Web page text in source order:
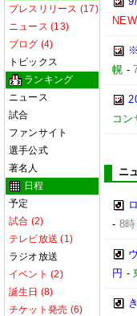
プレスリリース (17)
ニュース (13)
ブログ (4)
トピックス
ランキング
ニュース
試合
ファンサイト
選手公式
著名人
日程
予定
試合 (2)
テレビ放送 (1)
ラジオ放送
イベント (2)
誕生日 (8)
チケット発売 (6)
NEW
幌 -
コン
ニ
- 8時
円 -